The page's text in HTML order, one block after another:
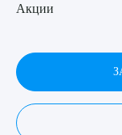
Акции